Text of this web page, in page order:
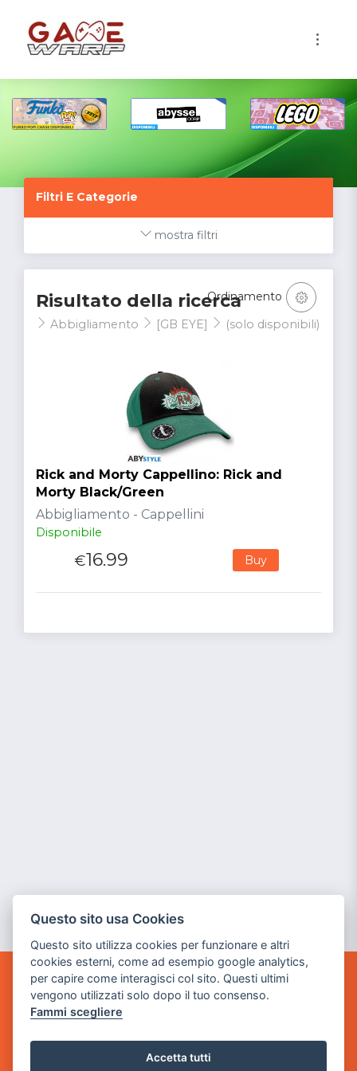
Filtri E Categorie
mostra filtri
Risultato della ricerca
Abbigliamento [GB EYE] (solo disponibili)
Ordinamento
Rick and Morty Cappellino: Rick and
Morty Black/Green
Abbigliamento - Cappellini
Disponibile
€16.99 Buy
GAME WARP
BY POWER GAME SRL
Sede Legale
via Villaggio dei Platani, 3
Questo sito usa Cookies
Questo sito utilizza cookies per funzionare e altri
cookies esterni, come ad esempio google analytics,
per capire come interagisci col sito. Questi ultimi
vengono utilizzati solo dopo il tuo consenso.
Fammi scegliere
Accetta tutti